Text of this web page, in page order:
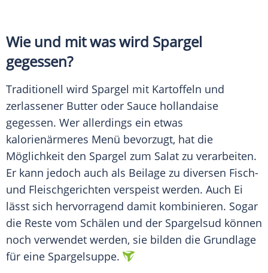
Wie und mit was wird Spargel
gegessen?
Traditionell wird Spargel mit Kartoffeln und
zerlassener Butter oder Sauce hollandaise
gegessen. Wer allerdings ein etwas
kalorienärmeres Menü bevorzugt, hat die
Möglichkeit den Spargel zum Salat zu verarbeiten.
Er kann jedoch auch als Beilage zu diversen Fisch-
und Fleischgerichten verspeist werden. Auch Ei
lässt sich hervorragend damit kombinieren. Sogar
die Reste vom Schälen und der Spargelsud können
noch verwendet werden, sie bilden die Grundlage
für eine Spargelsuppe.